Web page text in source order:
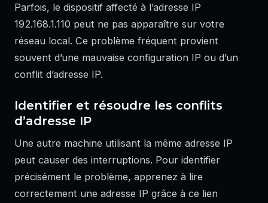
Parfois, le dispositif affecté à l’adresse IP
192.168.1.110 peut ne pas apparaître sur votre
réseau local. Ce problème fréquent provient
souvent d’une mauvaise configuration IP ou d’un
conflit d’adresse IP.
Identifier et résoudre les conflits
d’adresse IP
Une autre machine utilisant la même adresse IP
peut causer des interruptions. Pour identifier
précisément le problème, apprenez à lire
correctement une adresse IP grâce à ce lien